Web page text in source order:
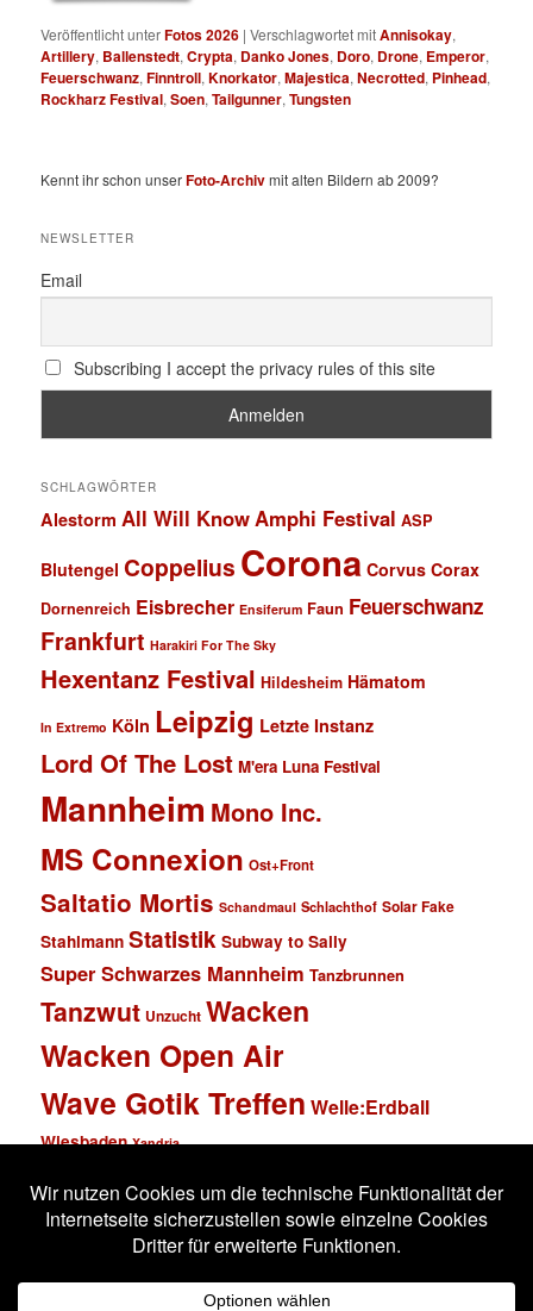
Veröffentlicht unterFotos 2026 |Verschlagwortet mitAnnisokay,
Artillery, Ballenstedt,Crypta, Danko Jones, Doro, Drone, Emperor,
Feuerschwanz,Finntroll,Knorkator,Majestica,Necrotted, Pinhead,
Rockharz Festival,Soen,Tailgunner,Tungsten
Kennt ihr schon unserFoto-Archivmit alten Bildern ab 2009?
NEWSLETTER
Email
Subscribing I accept the privacy rules of this site
SCHLAGWÖRTER
Alestorm All Will Know Amphi Festival ASP
Blutengel Coppelius Corona Corvus Corax
Dornenreich Eisbrecher Ensiferum Faun Feuerschwanz
Frankfurt Harakiri For The Sky
Hexentanz Festival Hildesheim Hämatom
In Extremo Köln Leipzig Letzte Instanz
Lord Of The Lost M'era Luna Festival
Mannheim Mono Inc.
MS Connexion Ost+Front
Saltatio Mortis Schandmaul Schlachthof Solar Fake
Stahlmann Statistik Subway to Sally
Super Schwarzes Mannheim Tanzbrunnen
Tanzwut Unzucht Wacken
Wacken Open Air
Wave Gotik Treffen Welle:Erdball
Wiesbaden Xandria
Impressum